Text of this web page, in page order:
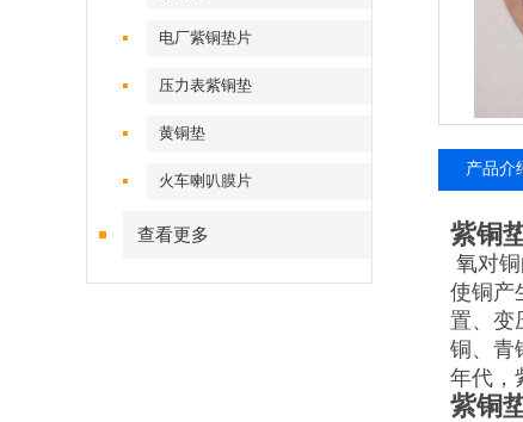
电厂紫铜垫片
压力表紫铜垫
黄铜垫
火车喇叭膜片
查看更多
产品介
紫铜
氧对
使铜产
置、变
铜、青
年代，
紫铜